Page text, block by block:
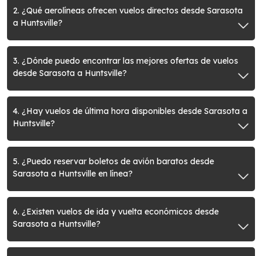
2. ¿Qué aerolíneas ofrecen vuelos directos desde Sarasota
a Huntsville?
3. ¿Dónde puedo encontrar las mejores ofertas de vuelos
desde Sarasota a Huntsville?
4. ¿Hay vuelos de última hora disponibles desde Sarasota a
Huntsville?
5. ¿Puedo reservar boletos de avión baratos desde
Sarasota a Huntsville en línea?
6. ¿Existen vuelos de ida y vuelta económicos desde
Sarasota a Huntsville?